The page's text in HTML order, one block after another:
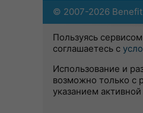
© 2007-2026
Пользуясь
соглашаетесь с
Использование и
возможно только с
указанием